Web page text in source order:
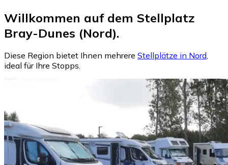
Willkommen auf dem Stellplatz
Bray-Dunes (Nord).
Diese Region bietet Ihnen mehrere Stellplätze in Nord,
ideal für Ihre Stopps.